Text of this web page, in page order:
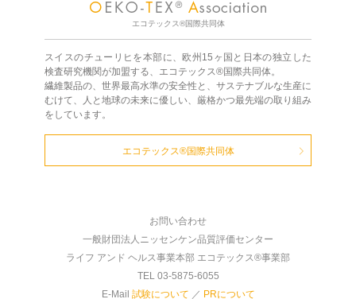
エコテックス®国際共同体
スイスのチューリヒを本部に、欧州15ヶ国と日本の独立した
検査研究機関が加盟する、エコテックス®国際共同体。
繊維製品の、世界最高水準の安全性と、サステナブルな生産に
むけて、人と地球の未来に優しい、厳格かつ最先端の取り組み
をしています。
エコテックス®国際共同体
お問い合わせ
一般財団法人ニッセンケン品質評価センター
ライフ アンド ヘルス事業本部 エコテックス®事業部
TEL 03-5875-6055
E-Mail 試験について ／ PRについて